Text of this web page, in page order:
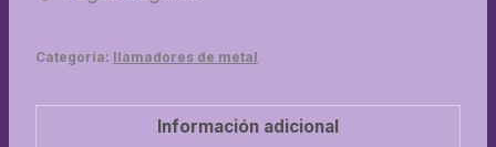
Categoría: llamadores de metal
Información adicional